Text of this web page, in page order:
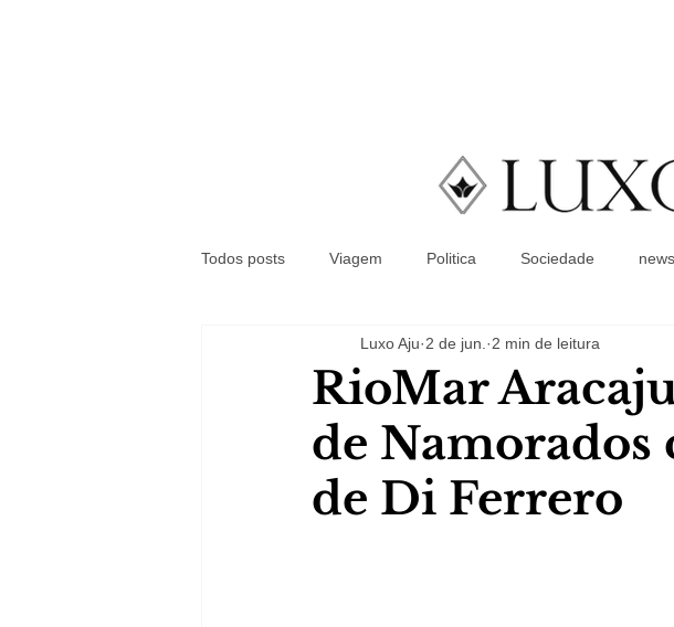
Todos posts Viagem Politica Sociedade news
RioMar
de Namorados
de Di Ferrero
Luxo Aju 2 de jun. 2 min de leitura